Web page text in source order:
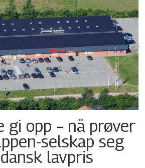
gi opp – nå prøver
selskap seg
lavpris